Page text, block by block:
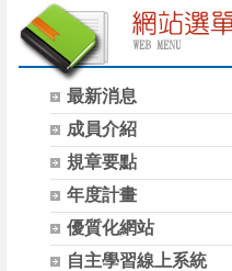
最新消息
成員介紹
規章要點
年度計畫
優質化網站
自主學習線上系統